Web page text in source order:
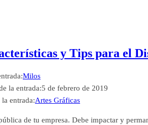
y Tips para el
Milos
la entrada:5 de febrero de 2019
entrada:Artes Gráficas
de tu empresa. Debe impactar y